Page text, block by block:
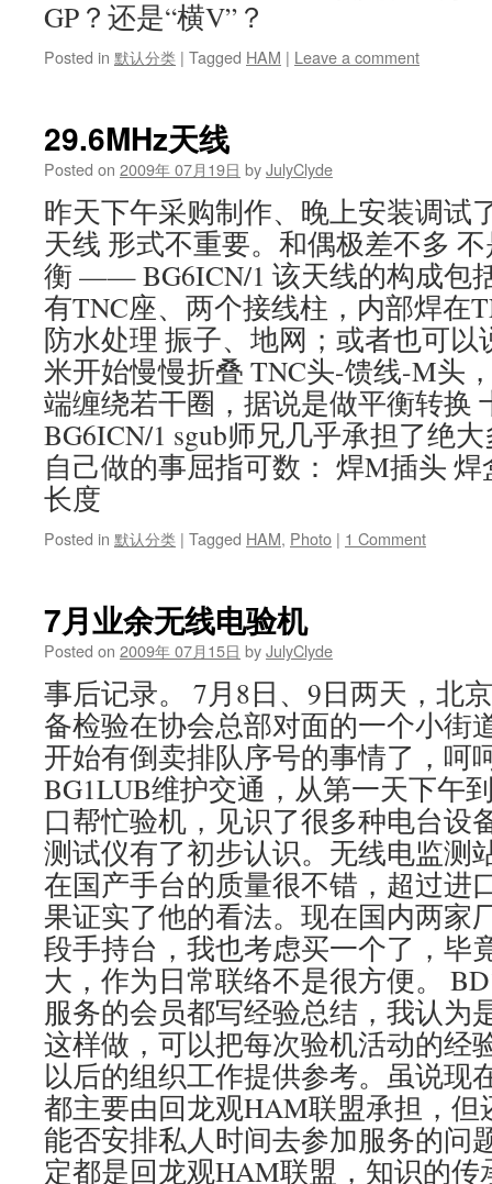
GP？还是“横V”？
Posted in 默认分类 | Tagged HAM | Leave a comment
29.6MHz天线
Posted on 2009年 07月19日 byJulyClyde
昨天下午采购制作、晚上安装调试
天线 形式不重要。和偶极差不多
衡 —— BG6ICN/1 该天线的构成包
有TNC座、两个接线柱，内部焊在
防水处理 振子、地网；或者也可以
米开始慢慢折叠 TNC头-馈线-M头
端缠绕若干圈，据说是做平衡转换
BG6ICN/1 sgub师兄几乎承担了绝
自己做的事屈指可数： 焊M插头
长度
Posted in 默认分类 | Tagged HAM, Photo | 1 Comment
7月业余无线电验机
Posted on 2009年 07月15日 byJulyClyde
事后记录。 7月8日、9日两天，北
备检验在协会总部对面的一个小街
开始有倒卖排队序号的事情了，呵
BG1LUB维护交通，从第一天下午
口帮忙验机，见识了很多种电台设
测试仪有了初步认识。无线电监测
在国产手台的质量很不错，超过进
果证实了他的看法。现在国内两家
段手持台，我也考虑买一个了，毕
大，作为日常联络不是很方便。
服务的会员都写经验总结，我认为
这样做，可以把每次验机活动的经
以后的组织工作提供参考。虽说现
都主要由回龙观HAM联盟承担，
能否安排私人时间去参加服务的问
定都是回龙观HAM联盟，知识的